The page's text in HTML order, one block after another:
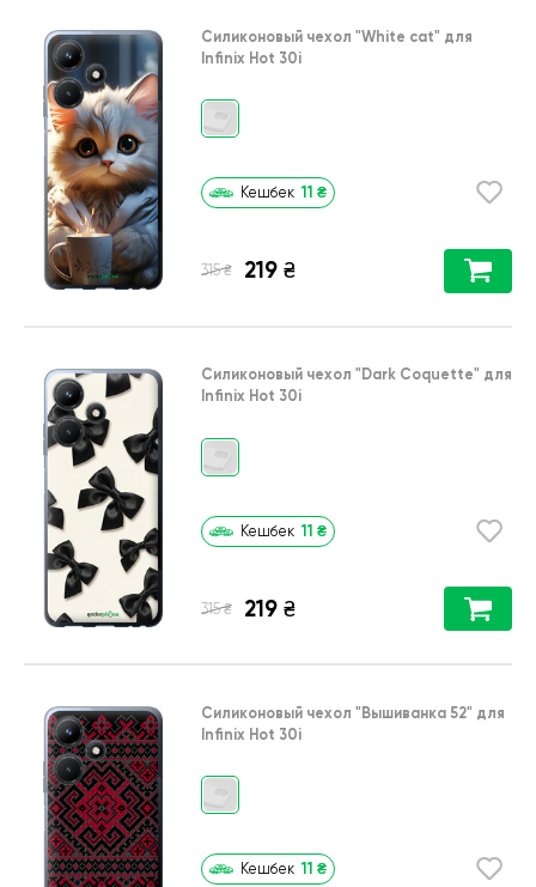
Силиконовый чехол "White cat" для
Infinix Hot 30i
Кешбек 11 ₴
315 ₴ 219 ₴
Силиконовый чехол "Dark Coquette" для
Infinix Hot 30i
Кешбек 11 ₴
315 ₴ 219 ₴
Силиконовый чехол "Вышиванка 52" для
Infinix Hot 30i
Кешбек 11 ₴